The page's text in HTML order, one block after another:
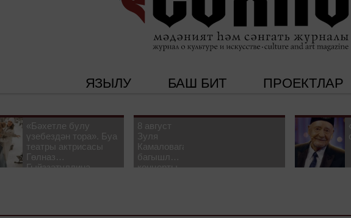
ЯЗЫЛУ БАШ БИТ ПРОЕКТЛАР
«Бәхетле булу
үзебездән тора». Буа
театры актрисасы
Гөлназ
Гыйззәтуллина-
8 август
Зуля
Камаловага
багышлау
концерты